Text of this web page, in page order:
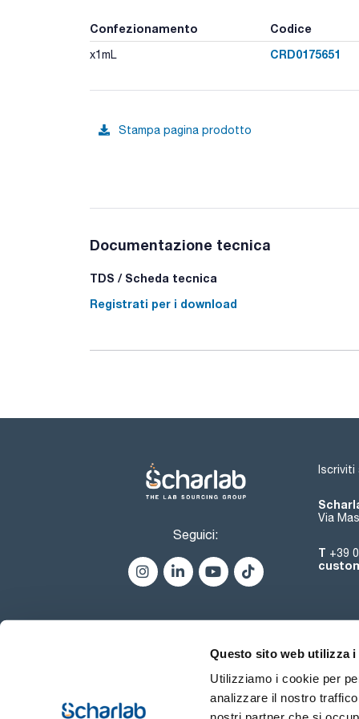
Questo sito web utilizza i
Utilizziamo i cookie per
analizzare il nostro
Confezionamento Codice
x1mL CRD0175651
Stampa pagina prodotto
Documentazione tecnica
TDS / Scheda tecnica
Registrati per i download
Seguici:
Via
T +39